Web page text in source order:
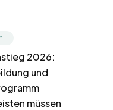
2026:
und
müssen